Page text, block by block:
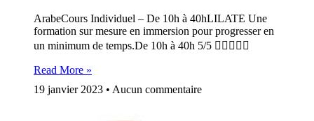
ArabeCours Individuel – De 10h à 40hLILATE Une
formation sur mesure en immersion pour progresser en
un minimum de temps.De 10h à 40h 5/5 
Read More »
19 janvier 2023
Aucun commentaire